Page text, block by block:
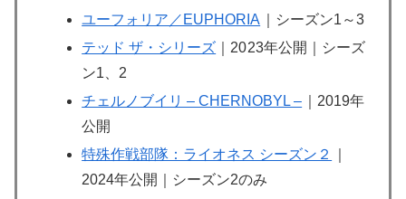
ユーフォリア／EUPHORIA
｜シーズン1～3
テッド ザ・シリーズ ｜2023年公開｜シーズ
ン1、2
チェルノブイリ – CHERNOBYL – ｜2019年
公開
特殊作戦部隊：ライオネス シーズン２
2024年公開｜シーズン2のみ